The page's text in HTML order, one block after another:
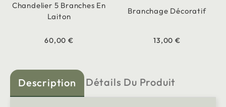
Chandelier 5 Branches En
Laiton
60,00 €
Branchage Décoratif
13,00 €
Description Détails Du Produit